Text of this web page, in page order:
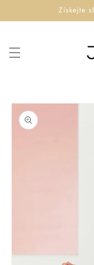
obsahu
Získejte
informace
produktu